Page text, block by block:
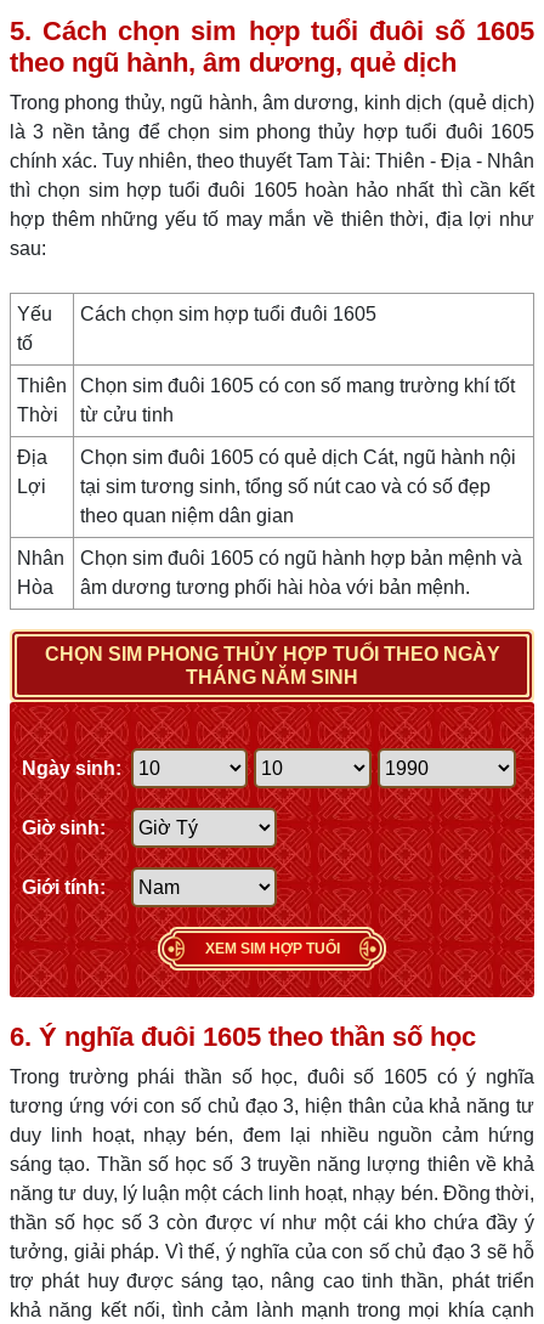
5. Cách chọn sim hợp tuổi đuôi số 1605
theo ngũ hành, âm dương, quẻ dịch
Trong phong thủy, ngũ hành, âm dương, kinh dịch (quẻ dịch)
là 3 nền tảng để chọn sim phong thủy hợp tuổi đuôi 1605
chính xác. Tuy nhiên, theo thuyết Tam Tài: Thiên - Địa - Nhân
thì chọn sim hợp tuổi đuôi 1605 hoàn hảo nhất thì cần kết
hợp thêm những yếu tố may mắn về thiên thời, địa lợi như
sau:
Yếu
tố
Cách chọn sim hợp tuổi đuôi 1605
Thiên
Thời
Chọn sim đuôi 1605 có con số mang trường khí tốt
từ cửu tinh
Địa
Lợi
Chọn sim đuôi 1605 có quẻ dịch Cát, ngũ hành nội
tại sim tương sinh, tổng số nút cao và có số đẹp
theo quan niệm dân gian
Nhân
Hòa
Chọn sim đuôi 1605 có ngũ hành hợp bản mệnh và
âm dương tương phối hài hòa với bản mệnh.
CHỌN SIM PHONG THỦY HỢP TUỔI THEO NGÀY
THÁNG NĂM SINH
Ngày sinh:
Giờ sinh:
Giới tính:
XEM SIM HỢP TUỔI
6. Ý nghĩa đuôi 1605 theo thần số học
Trong trường phái thần số học, đuôi số 1605 có ý nghĩa
tương ứng với con số chủ đạo 3, hiện thân của khả năng tư
duy linh hoạt, nhạy bén, đem lại nhiều nguồn cảm hứng
sáng tạo. Thần số học số 3 truyền năng lượng thiên về khả
năng tư duy, lý luận một cách linh hoạt, nhạy bén. Đồng thời,
thần số học số 3 còn được ví như một cái kho chứa đầy ý
tưởng, giải pháp. Vì thế, ý nghĩa của con số chủ đạo 3 sẽ hỗ
trợ phát huy được sáng tạo, nâng cao tinh thần, phát triển
khả năng kết nối, tình cảm lành mạnh trong mọi khía cạnh